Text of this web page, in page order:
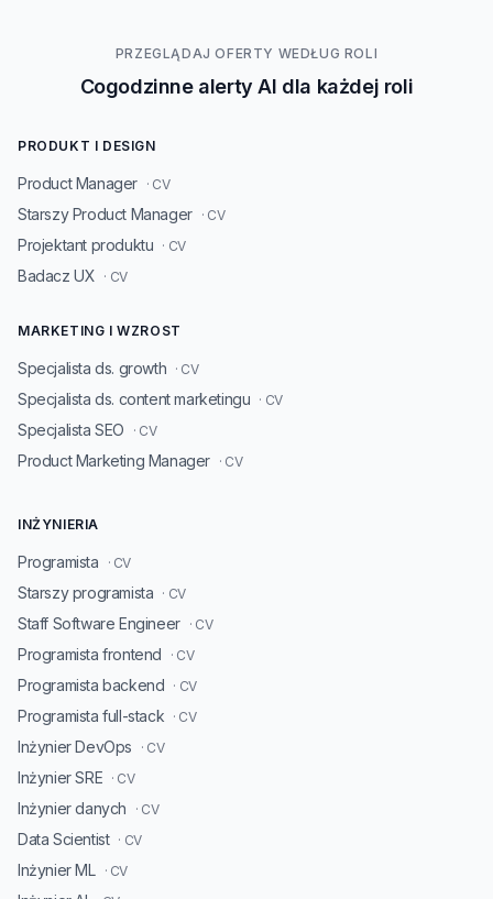
PRZEGLĄDAJ OFERTY WEDŁUG ROLI
Cogodzinne alerty AI dla każdej roli
PRODUKT I DESIGN
Product Manager · CV
Starszy Product Manager · CV
Projektant produktu · CV
Badacz UX · CV
MARKETING I WZROST
Specjalista ds. growth · CV
Specjalista ds. content marketingu · CV
Specjalista SEO · CV
Product Marketing Manager · CV
INŻYNIERIA
Programista · CV
Starszy programista · CV
Staff Software Engineer · CV
Programista frontend · CV
Programista backend · CV
Programista full-stack · CV
Inżynier DevOps · CV
Inżynier SRE · CV
Inżynier danych · CV
Data Scientist · CV
Inżynier ML · CV